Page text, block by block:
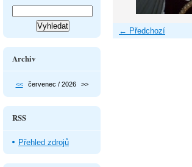
← Předchozí
Archiv
<< červenec / 2026 >>
RSS
Přehled zdrojů